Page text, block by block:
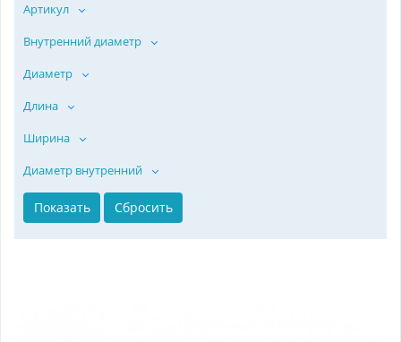
Артикул
Внутренний диаметр
Диаметр
Длина
Ширина
Диаметр внутренний